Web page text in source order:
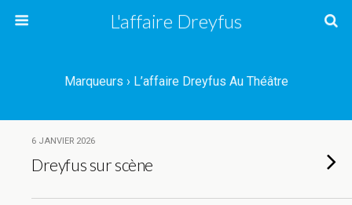
L'affaire Dreyfus
Marqueurs › L’affaire Dreyfus Au Théâtre
6 JANVIER 2026
Dreyfus sur scène